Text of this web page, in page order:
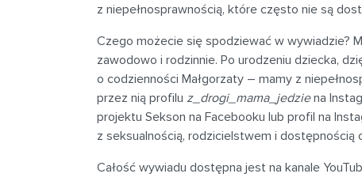
z niepełnosprawnością, które często nie są
Czego możecie się spodziewać w wywiadzie?
zawodowo i rodzinnie. Po urodzeniu dziecka,
o codzienności Małgorzaty – mamy z
przez nią profilu z_drogi_mama_jedziena
projektu Sekson na Facebooku lub profil na
z seksualnością, rodzicielstwem i dostępnością
Całość wywiadu dostępna jest na kanale